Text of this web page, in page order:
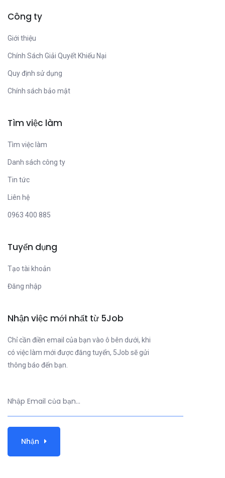
Công ty
Giới thiệu
Chính Sách Giải Quyết Khiếu Nại
Quy định sử dụng
Chính sách bảo mật
Tìm việc làm
Tìm việc làm
Danh sách công ty
Tin tức
Liên hệ
0963 400 885
Tuyển dụng
Tạo tài khoản
Đăng nhập
Nhận việc mới nhất từ 5Job
Chỉ cần điền email của bạn vào ô bên dưới, khi
có việc làm mới được đăng tuyển, 5Job sẽ gửi
thông báo đến bạn.
Nhận